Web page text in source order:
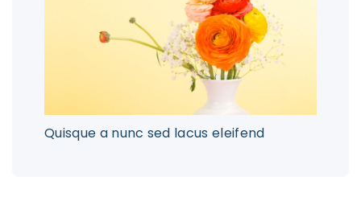
Quisque a nunc sed lacus eleifend